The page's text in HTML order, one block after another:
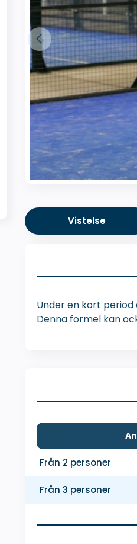
Vistelse
Under en kort period
Denna formel kan
Från 2 personer
Från 3 personer